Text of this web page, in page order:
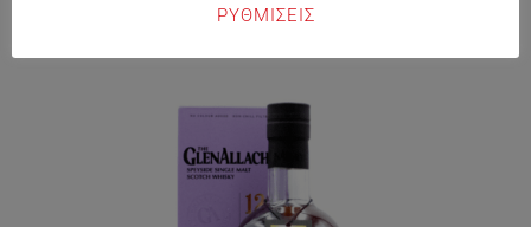
Προσθήκη στο Καλάθι
ΡΥΘΜΙΣΕΙΣ